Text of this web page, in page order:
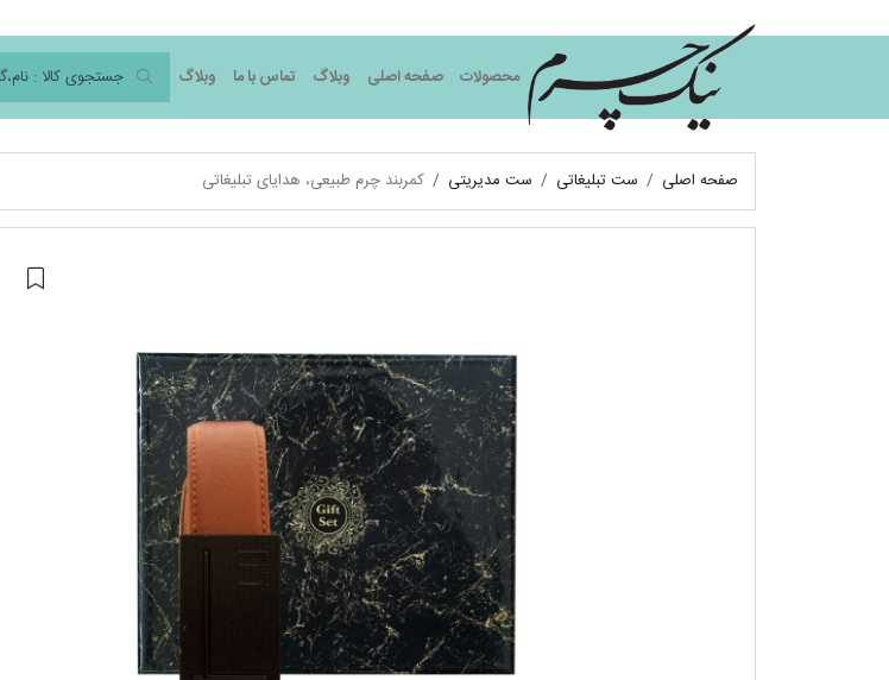
نیک چرم
محصولات
صفحه اصلی وبلاگ تماس با ما وبلاگ
صفحه اصلی ست تبلیغاتی ست مدیریتی کمربند چرم طبیعی، هدایای تبلیغاتی